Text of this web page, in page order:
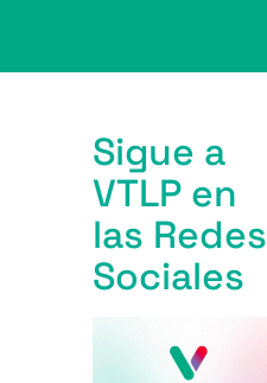
Sigue a
VTLP en
las Redes
Sociales